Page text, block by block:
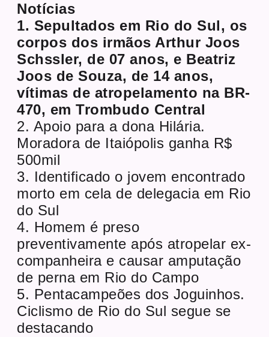
Notícias
1. Sepultados em Rio do Sul, os
corpos dos irmãos Arthur Joos
Schssler, de 07 anos, e Beatriz
Joos de Souza, de 14 anos,
vítimas de atropelamento na BR-
470, em Trombudo Central
2. Apoio para a dona Hilária.
Moradora de Itaiópolis ganha R$
500mil
3. Identificado o jovem encontrado
morto em cela de delegacia em Rio
do Sul
4. Homem é preso
preventivamente após atropelar ex-
companheira e causar amputação
de perna em Rio do Campo
5. Pentacampeões dos Joguinhos.
Ciclismo de Rio do Sul segue se
destacando